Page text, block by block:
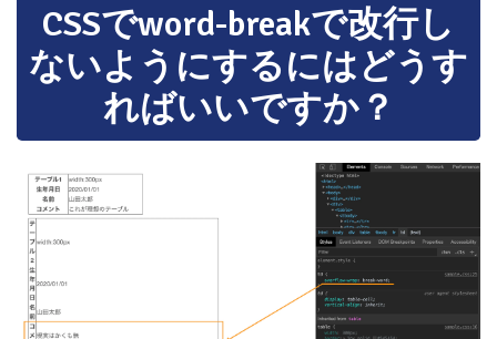
CSSでword-breakで改行し
ないようにするにはどうす
ればいいですか？